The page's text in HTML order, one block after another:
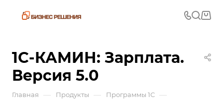
1С-КАМИН: Зарплата.
Версия 5.0
Главная — Продукты — Программы 1С —